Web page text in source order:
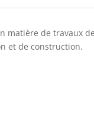
matière de travaux
et de construction.